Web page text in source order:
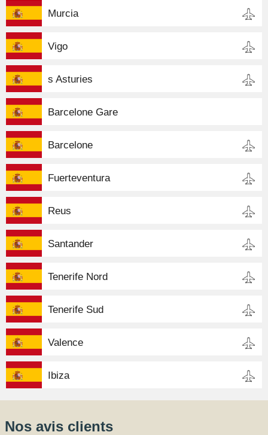
Murcia
Vigo
s Asturies
Barcelone Gare
Barcelone
Fuerteventura
Reus
Santander
Tenerife Nord
Tenerife Sud
Valence
Ibiza
Nos avis clients